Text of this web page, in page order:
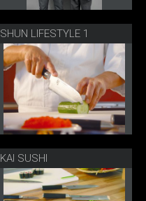
SHUN LIFESTYLE 1
KAI SUSHI